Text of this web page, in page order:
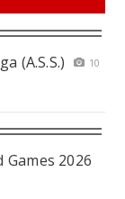
(A.S.S.)
10
2026